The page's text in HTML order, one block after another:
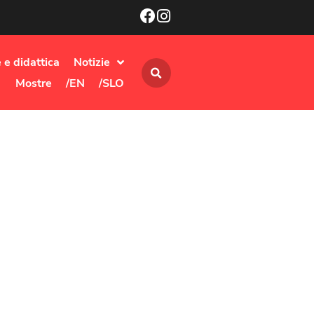
e didattica
Notizie
Mostre
/EN /SLO